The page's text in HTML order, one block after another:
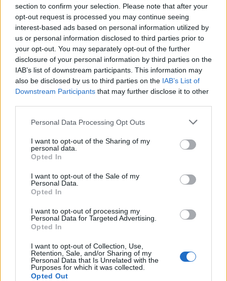
section to confirm your selection. Please note that after your
opt-out request is processed you may continue seeing
interest-based ads based on personal information utilized by
us or personal information disclosed to third parties prior to
your opt-out. You may separately opt-out of the further
disclosure of your personal information by third parties on the
IAB’s list of downstream participants. This information may
also be disclosed by us to third parties on the IAB’s List of
Downstream Participants that may further disclose it to other
Personal Data Processing Opt Outs
I want to opt-out of the Sharing of my
personal data.
Opted In
I want to opt-out of the Sale of my
Personal Data.
Opted In
I want to opt-out of processing my
Personal Data for Targeted Advertising.
Opted In
I want to opt-out of Collection, Use,
Retention, Sale, and/or Sharing of my
Personal Data that Is Unrelated with the
Purposes for which it was collected.
Opted Out
ELŐFIZETŐI TARTALOM
A Matáv vezényletével
Portfolio
2000. szeptember 05. 09:35
Szentkuty Viktor, a Postabank Értékpapír Rt. üzletkötőjének
megítélése szerint a Matáv árfolyammozgása fogja
rally ellenére a Matáv az elmúlt napokban egy jelentős
eladó miatt teljesített gyengében, azonban az eladó tétel
igaznak bizonyul 1,800 Ft-ig emelkedhet...
KEDVES OLVASÓNK!
A keresett cikk a portfolio.hu hírarchívumához
tartozik, melynek olvasása előfizetéses
regisztrációhoz kötött.
Az előfizetés a következőket tartalmazza: